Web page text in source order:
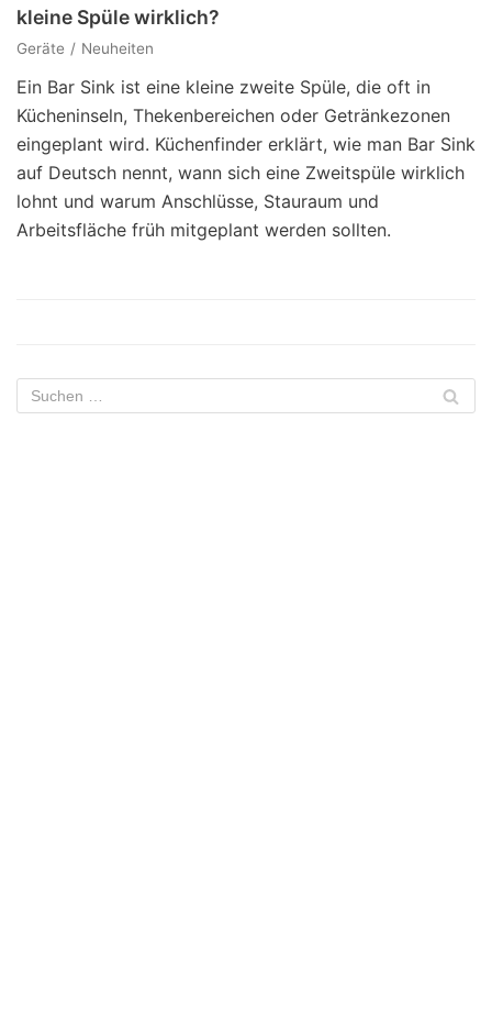
kleine Spüle wirklich?
Geräte Neuheiten
Ein Bar Sink ist eine kleine zweite Spüle, die oft in
Kücheninseln, Thekenbereichen oder Getränkezonen
eingeplant wird. Küchenfinder erklärt, wie man Bar Sink
auf Deutsch nennt, wann sich eine Zweitspüle wirklich
lohnt und warum Anschlüsse, Stauraum und
Arbeitsfläche früh mitgeplant werden sollten.